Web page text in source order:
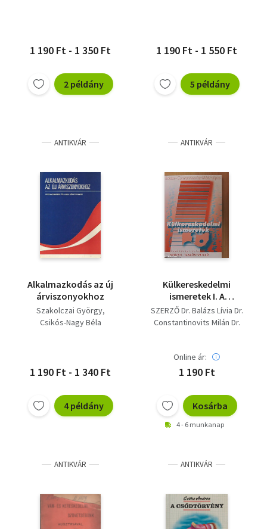
1 190 Ft - 1 350 Ft
2 példány
1 190 Ft - 1 550 Ft
5 példány
ANTIKVÁR
Alkalmazkodás az új
árviszonyokhoz
Szakolczai György
Csikós-Nagy Béla
1 190 Ft - 1 340 Ft
4 példány
ANTIKVÁR
Külkereskedelmi
ismeretek I. A
KÜLKERESKEDELMI
ÜGYINTÉZŐ SZAK III.
SZERZŐ Dr. Balázs Lívia Dr.
Constantinovits Milán Dr.
Online ár:
1 190 Ft
Kosárba
4 - 6 munkanap
ANTIKVÁR ANTIKVÁR